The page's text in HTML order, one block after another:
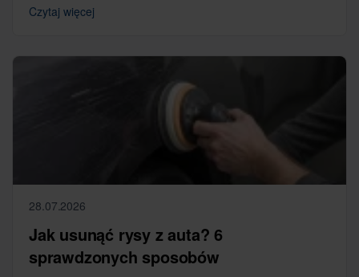
Czytaj więcej
28.07.2026
Jak usunąć rysy z auta? 6
sprawdzonych sposobów